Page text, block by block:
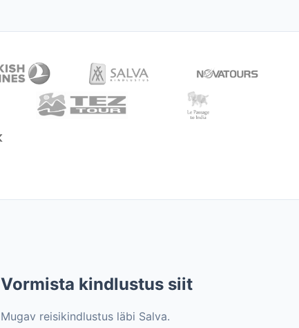
Vormista kindlustus siit
Mugav reisikindlustus läbi Salva.